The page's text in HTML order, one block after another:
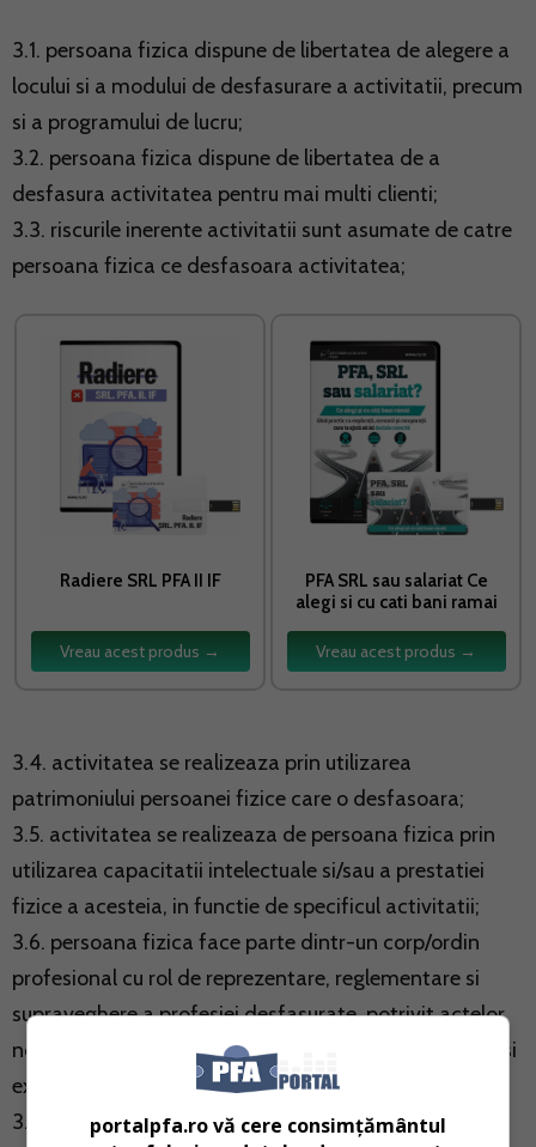
3.1. persoana fizica dispune de libertatea de alegere a
locului si a modului de desfasurare a activitatii, precum
si a programului de lucru;
3.2. persoana fizica dispune de libertatea de a
desfasura activitatea pentru mai multi clienti;
3.3. riscurile inerente activitatii sunt asumate de catre
persoana fizica ce desfasoara activitatea;
Radiere SRL PFA II IF
Vreau acest produs →
PFA SRL sau salariat Ce
alegi si cu cati bani ramai
Vreau acest produs →
3.4. activitatea se realizeaza prin utilizarea
patrimoniului persoanei fizice care o desfasoara;
3.5. activitatea se realizeaza de persoana fizica prin
utilizarea capacitatii intelectuale si/sau a prestatiei
fizice a acesteia, in functie de specificul activitatii;
3.6. persoana fizica face parte dintr-un corp/ordin
profesional cu rol de reprezentare, reglementare si
supraveghere a profesiei desfasurate, potrivit actelor
normative speciale care reglementeaza organizarea si
exercitarea profesiei respective;
3.7. persoana fizica dispune de libertatea de a
portalpfa.ro vă cere consimțământul